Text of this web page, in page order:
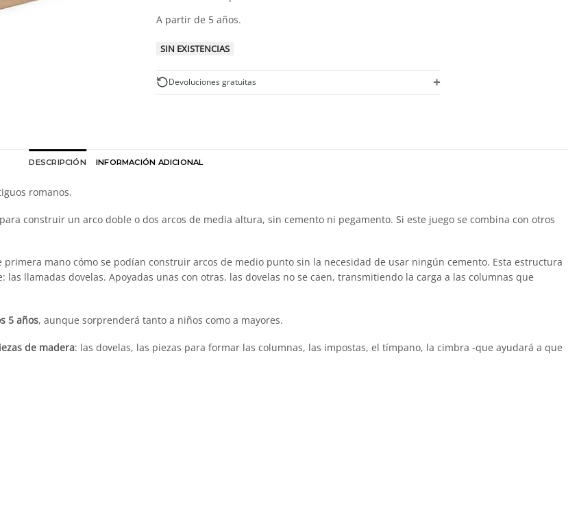
A partir de 5 años.
SIN EXISTENCIAS
Devoluciones gratuitas +
DESCRIPCIÓN INFORMACIÓN ADICIONAL
romanos.
construir un arco doble o dos arcos de media altura, sin cemento ni pegamento. Si este juego se combina con otros
mano cómo se podían construir arcos de medio punto sin la necesidad de usar ningún cemento. Esta estructura
llamadas dovelas. Apoyadas unas con otras. las dovelas no se caen, transmitiendo la carga a las columnas que
5 años, aunque sorprenderá tanto a niños como a mayores.
de madera: las dovelas, las piezas para formar las columnas, las impostas, el tímpano, la cimbra -que ayudará a que